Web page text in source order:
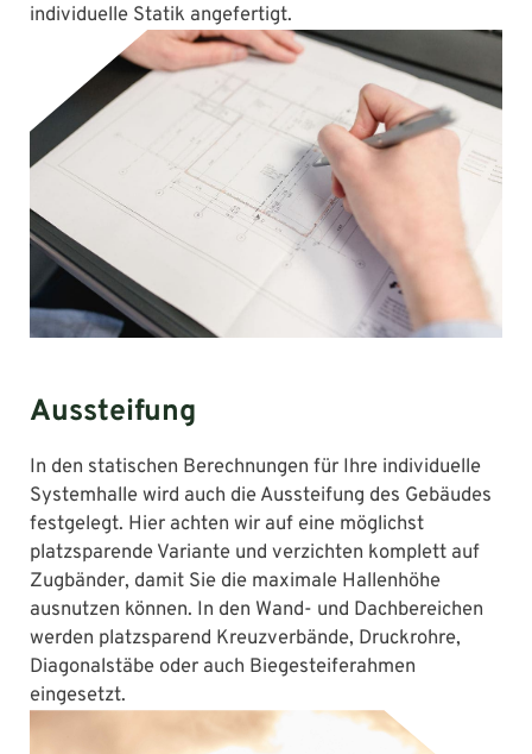
individuelle Statik angefertigt.
Aussteifung
In den statischen Berechnungen für Ihre individuelle
Systemhalle wird auch die Aussteifung des Gebäudes
festgelegt. Hier achten wir auf eine möglichst
platzsparende Variante und verzichten komplett auf
Zugbänder, damit Sie die maximale Hallenhöhe
ausnutzen können. In den Wand- und Dachbereichen
werden platzsparend Kreuzverbände, Druckrohre,
Diagonalstäbe oder auch Biegesteiferahmen
eingesetzt.